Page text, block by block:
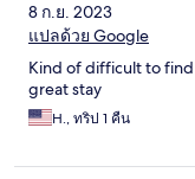
8 ก.ย. 2023
แปลด้วย Google
Kind of difficult to
great stay
H., ทริป 1 คืน